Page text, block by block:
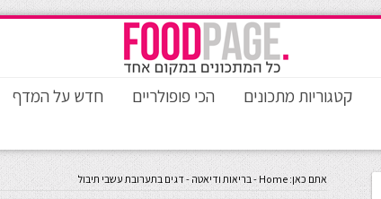
קטגוריות מתכונים הכי פופולריים חדש על המדף
אתם כאן: Home
-בריאות ודיאטה -דגים בתערובת עשבי תיבול